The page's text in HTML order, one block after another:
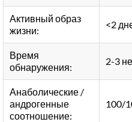
Активный образ
жизни:
<2
Время
обнаружения:
2-3
Анаболические /
андрогенные
соотношение:
100/